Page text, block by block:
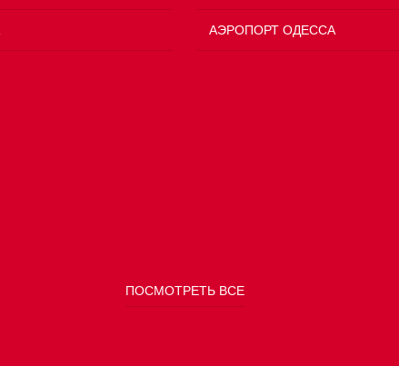
АЭРОПОРТ ОДЕССА
ПОСМОТРЕТЬ ВСЕ